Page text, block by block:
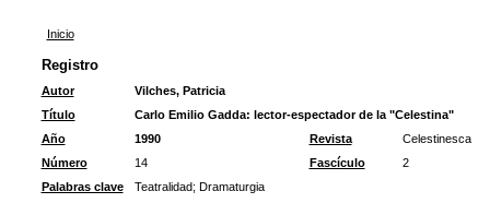
Inicio
Registro
Autor
Vilches, Patricia
Título
Carlo Emilio Gadda: lector-espectador de la "Celestina"
Año
1990 Revista
Celestinesca
Número
14 Fascículo
2
Palabras clave
Teatralidad; Dramaturgia